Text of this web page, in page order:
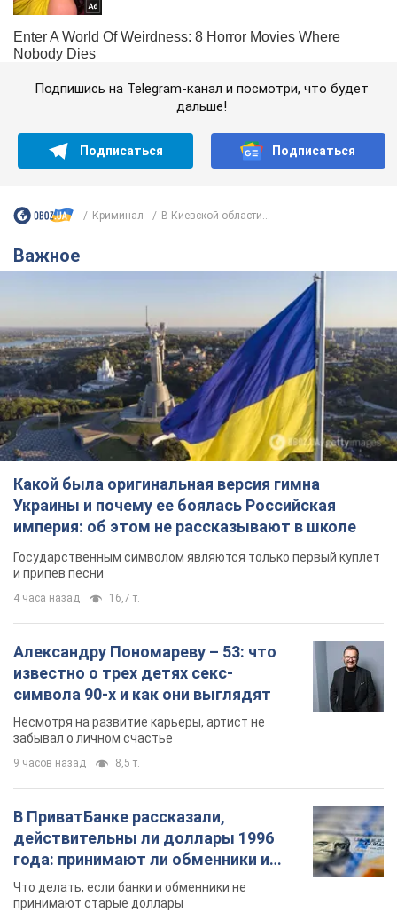
Подпишись на Telegram-канал и посмотри, что будет
дальше!
Подписаться Подписаться
Криминал В Киевской области...
Важное
Какой была оригинальная версия гимна
Украины и почему ее боялась Российская
империя: об этом не рассказывают в школе
Государственным символом являются только первый куплет
и припев песни
4 часа назад 16,7 т.
Александру Пономареву – 53: что
известно о трех детях секс-
символа 90-х и как они выглядят
Несмотря на развитие карьеры, артист не
забывал о личном счастье
9 часов назад 8,5 т.
В ПриватБанке рассказали,
действительны ли доллары 1996
года: принимают ли обменники и
банки такие купюры
Что делать, если банки и обменники не
принимают старые доллары